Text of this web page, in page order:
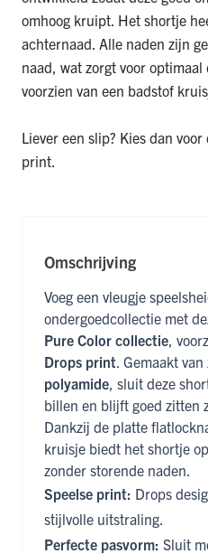
omhoog kruipt. Het shortje
achternaad. Alle naden zijn
naad, wat zorgt voor
voorzien van een badstof
Liever een slip? Kies dan voor
print
Omschrijving
Voeg een vleugje
ondergoedcollectie met
Pure Color collectie ,
Drops print . Gemaakt
polyamide , sluit deze
billen en blijft goed zitten
Dankzij de platte
kruisje biedt het shortje
zonder storende naden.
Speelse print: Drops
stijlvolle uitstraling.
Perfecte pasvorm: Sluit